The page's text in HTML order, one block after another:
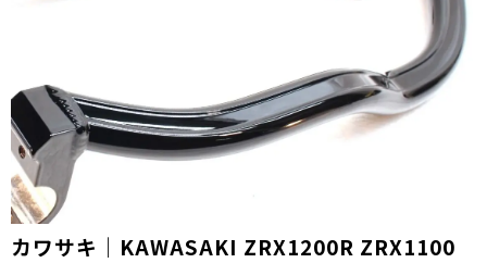
カワサキ｜KAWASAKI ZRX1200R ZRX1100